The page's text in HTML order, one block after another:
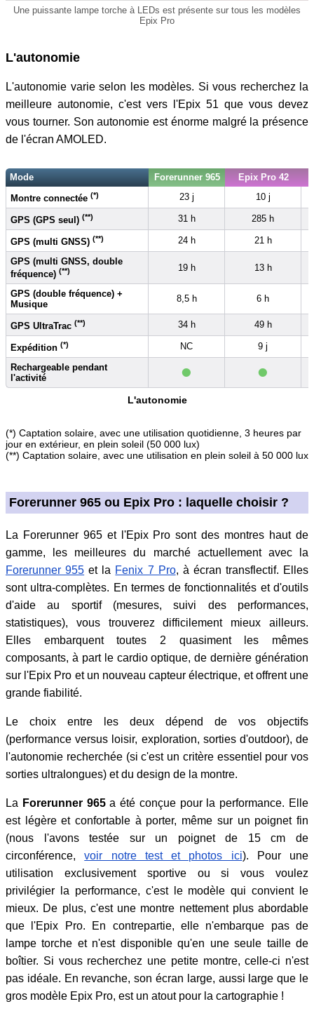
Une puissante lampe torche à LEDs est présente sur tous les modèles
Epix Pro
L'autonomie
L'autonomie varie selon les modèles. Si vous recherchez la
meilleure autonomie, c'est vers l'Epix 51 que vous devez
vous tourner. Son autonomie est énorme malgré la présence
de l'écran AMOLED.
Mode Forerunner 965 Epix Pro 42
Montre connectée (*) 23 j 10 j
GPS (GPS seul) (**) 31 h 285 h
GPS (multi GNSS) (**) 24 h
21 h
GPS (multi GNSS, double
fréquence) (**) 19 h 13 h
GPS (double fréquence) +
Musique
8,5 h 6 h
GPS UltraTrac (**) 34 h 49 h
Expédition (*) NC
9 j
Rechargeable pendant
l'activité
• •
L'autonomie
(*) Captation solaire, avec une utilisation quotidienne, 3 heures par
jour en extérieur, en plein soleil (50 000 lux)
(**) Captation solaire, avec une utilisation en plein soleil à 50 000 lux
Forerunner 965 ou Epix Pro : laquelle choisir ?
La Forerunner 965 et l'Epix Pro sont des montres haut de
gamme, les meilleures du marché actuellement avec la
Forerunner 955 et la Fenix 7 Pro, à écran transflectif. Elles
sont ultra-complètes. En termes de fonctionnalités et d'outils
d'aide au sportif (mesures, suivi des performances,
statistiques), vous trouverez difficilement mieux ailleurs.
Elles embarquent toutes 2 quasiment les mêmes
composants, à part le cardio optique, de dernière génération
sur l'Epix Pro et un nouveau capteur électrique, et offrent une
grande fiabilité.
Le choix entre les deux dépend de vos objectifs
(performance versus loisir, exploration, sorties d'outdoor), de
l'autonomie recherchée (si c'est un critère essentiel pour vos
sorties ultralongues) et du design de la montre.
La Forerunner 965a été conçue pour la performance. Elle
est légère et confortable à porter, même sur un poignet fin
(nous l'avons testée sur un poignet de 15 cm de
circonférence,voir notre test et photos ici). Pour une
utilisation exclusivement sportive ou si vous voulez
privilégier la performance, c'est le modèle qui convient le
mieux. De plus, c'est une montre nettement plus abordable
que l'Epix Pro. En contrepartie, elle n'embarque pas de
lampe torche et n'est disponible qu'en une seule taille de
boîtier. Si vous recherchez une petite montre, celle-ci n'est
pas idéale. En revanche, son écran large, aussi large que le
gros modèle Epix Pro, est un atout pour la cartographie !